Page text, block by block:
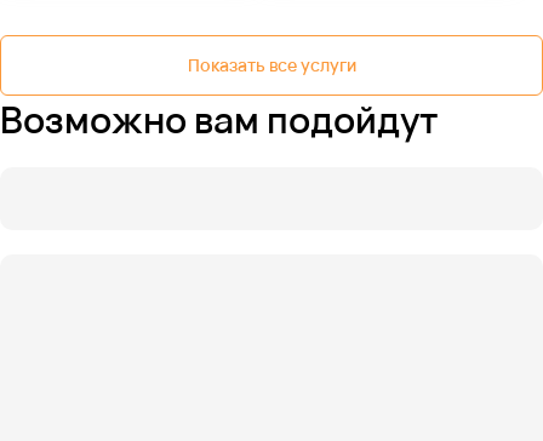
Показать все услуги
Возможно вам подойдут